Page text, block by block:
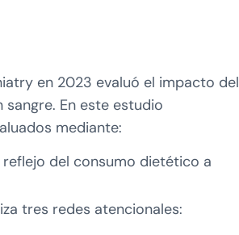
en 2023 evaluó el impacto del
En este estudio
mediante:
reflejo del consumo dietético a
tres redes atencionales: